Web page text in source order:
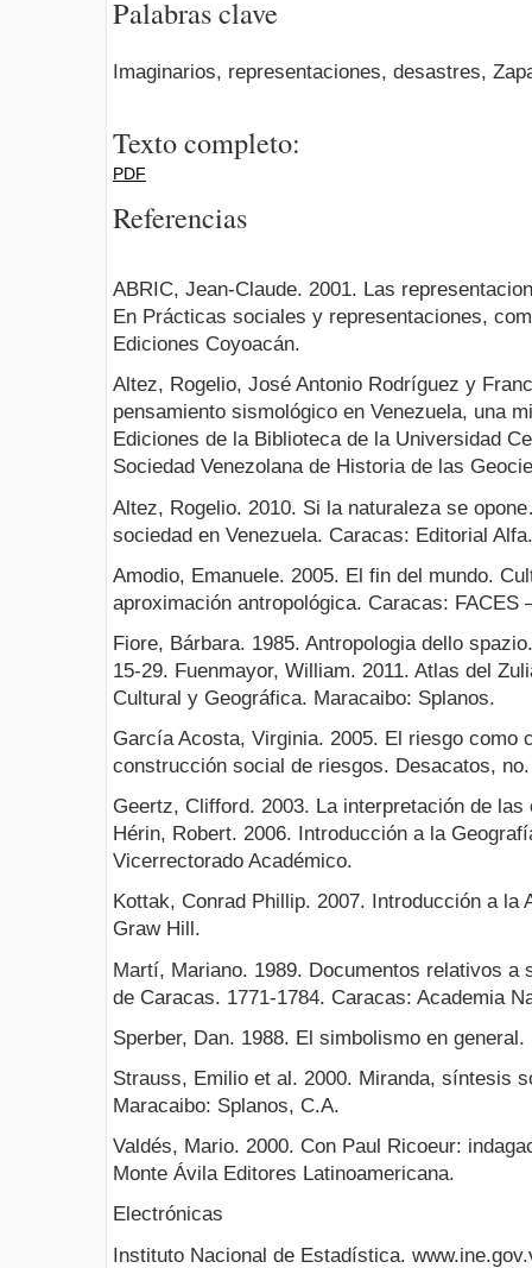
Palabras clave
Imaginarios, representaciones, desastres,
Texto completo:
PDF
Referencias
ABRIC, Jean-Claude. 2001. Las
En Prácticas sociales y representaciones,
Ediciones Coyoacán.
Altez, Rogelio, José Antonio Rodríguez y
pensamiento sismológico en Venezuela, una
Ediciones de la Biblioteca de la Universidad
Sociedad Venezolana de Historia de las
Altez, Rogelio. 2010. Si la naturaleza se
sociedad en Venezuela. Caracas: Editorial Alfa.
Amodio, Emanuele. 2005. El fin del mundo.
aproximación antropológica. Caracas: FACES
Fiore, Bárbara. 1985. Antropologia dello
15-29. Fuenmayor, William. 2011. Atlas del
Cultural y Geográfica. Maracaibo: Splanos.
García Acosta, Virginia. 2005. El riesgo como
construcción social de riesgos. Desacatos,
Geertz, Clifford. 2003. La interpretación de
Hérin, Robert. 2006. Introducción a la
Vicerrectorado Académico.
Kottak, Conrad Phillip. 2007. Introducción a la
Graw Hill.
Martí, Mariano. 1989. Documentos relativos a
de Caracas. 1771-1784. Caracas: Academia
Sperber, Dan. 1988. El simbolismo en
Strauss, Emilio et al. 2000. Miranda, síntesis
Maracaibo: Splanos, C.A.
Valdés, Mario. 2000. Con Paul Ricoeur:
Monte Ávila Editores Latinoamericana.
Electrónicas
Instituto Nacional de Estadística.